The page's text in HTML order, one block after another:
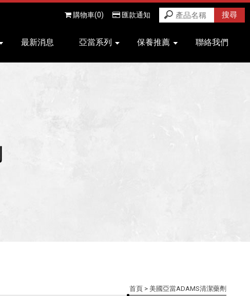
最新消息 亞當系列 保養推薦 聯絡我們
購物車(0) 匯款通知
首頁> 美國亞當ADAMS清潔藥劑